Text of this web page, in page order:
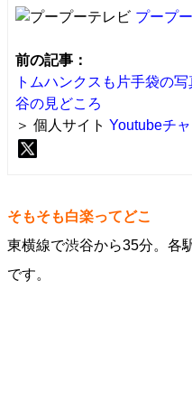
プープ
前の記事：
トムハンクスも片手袋の
谷の見どころ
＞ 個人サイト Youtubeチ
そもそも白楽ってどこ
東横線で渋谷から35分。各
です。